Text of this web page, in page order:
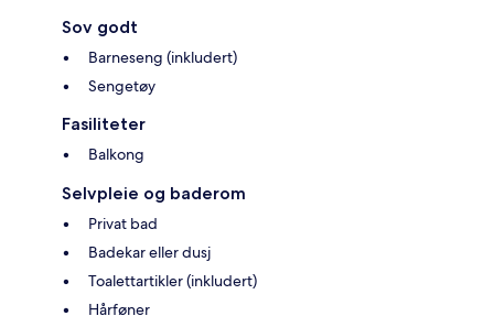
Sov godt
Barneseng (inkludert)
Sengetøy
Fasiliteter
Balkong
Selvpleie og baderom
Privat bad
Badekar eller dusj
Toalettartikler (inkludert)
Hårføner